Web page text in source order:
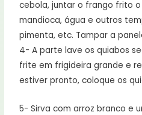
cebola, juntar o frango frito
mandioca, água e outros
pimenta, etc. Tampar a
4- A parte lave os quiabos
frite em frigideira grande e
estiver pronto, coloque os
5- Sirva com arroz branco e